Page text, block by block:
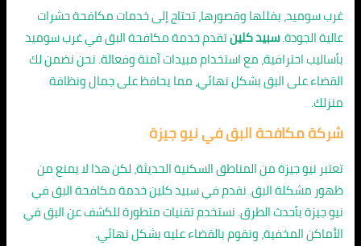
غرب سوميد، بفللها وقصورها، تحتاج إلى خدمات مكافحة حشرات
عالية الجودة.سبيد كلينتقدم خدمة مكافحة البق في غرب سوميد
بأساليب احترافية، مع استخدام مبيدات آمنة وفعالة. نحن نضمن لك
القضاء على البق بشكل نهائي، مما يحافظ على جمال ونظافة
منزلك.
شركة مكافحة البق في نيو جيزة
تعتبر نيو جيزة من المناطق السكنية الحديثة، لكن هذا لا يمنع من
ظهور مشكلة البق. نقدم في سبيد كلين خدمة مكافحة البق في
نيو جيزة بأحدث الطرق. نستخدم تقنيات متطورة للكشف عن البق في
الأماكن المخفية، ونقوم بالقضاء عليه بشكل نهائي.